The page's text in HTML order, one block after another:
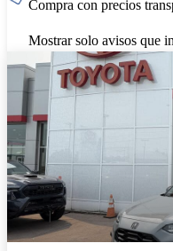
Compra con precios
Mostrar solo avisos que